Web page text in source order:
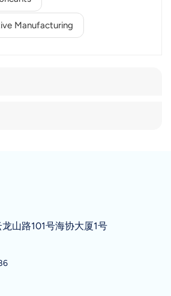
Manufacturing
山路101号海协大厦1号